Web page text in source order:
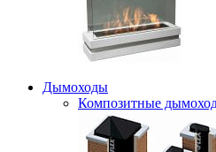
Дымоходы
Композитные